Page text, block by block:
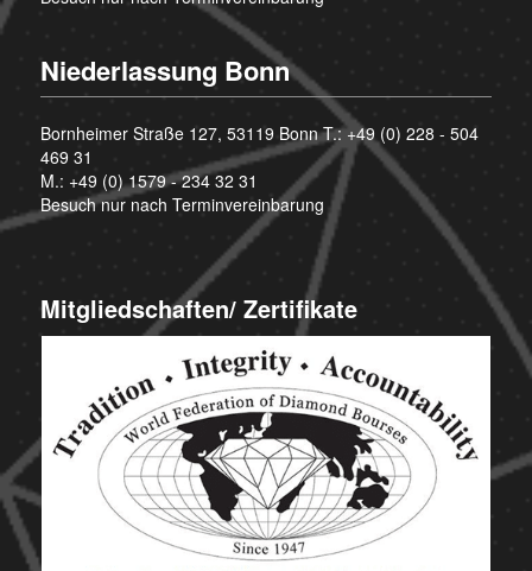
Niederlassung Bonn
Bornheimer Straße 127, 53119 Bonn T.:+49 (0) 228 - 504
469 31
M.: +49 (0) 1579 - 234 32 31
Besuch nur nach Terminvereinbarung
Mitgliedschaften/ Zertifikate